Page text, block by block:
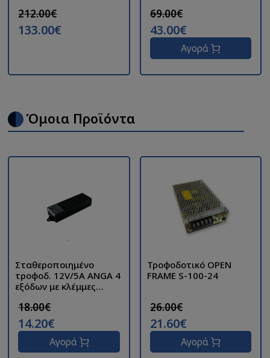
212.00€
133.00€
69.00€
43.00€
Αγορά
Όμοια Προϊόντα
Σταθεροποιημένο
τροφοδ. 12V/5A ANGA 4
εξόδων με κλέμμες
18.00€
14.20€
Αγορά
Τροφοδοτικό OPEN
FRAME S-100-24
26.00€
21.60€
Αγορά